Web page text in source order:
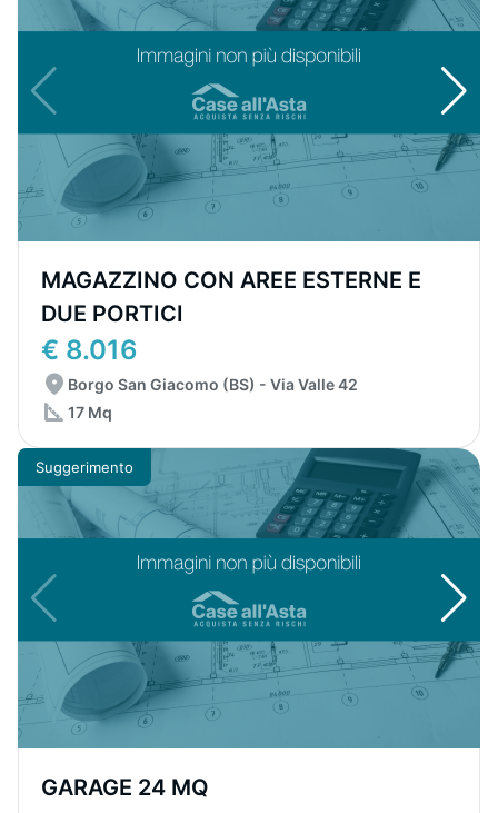
MAGAZZINO CON AREE ESTERNE E
DUE PORTICI
€ 8.016
Borgo San Giacomo (BS) - Via Valle 42
17 Mq
Suggerimento
GARAGE 24 MQ